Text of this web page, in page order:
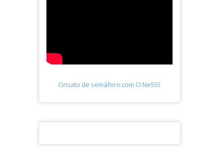
Circuito de semáforo com CI Ne555